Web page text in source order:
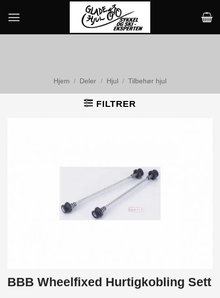
content
Hjem / Deler / Hjul / Tilbehør hjul
FILTRER
BBB Wheelfixed Hurtigkobling Sett